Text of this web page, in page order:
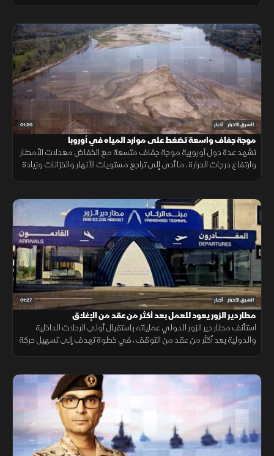
01:20 الشرق للأخبار أخبار
موجة جفاف واسعة تضغط على موارد المياه في أوروبا
تشهد عدة دول أوروبية موجة جفاف متسعة مع انخفاض معدلات الأمطار
وارتفاع درجات الحرارة، ما أدى إلى تراجع مستويات الأنهار والخزانات وزيادة
01:27 الشرق للأخبار أخبار
مطار دير الزور يعود للعمل بعد أكثر من عقد من الإغلاق
استأنف مطار دير الزور الدولي عملياته باستقبال أولى الرحلات الداخلية
والدولية بعد أكثر من عقد من التوقف، في خطوة تهدف إلى تسهيل حركة